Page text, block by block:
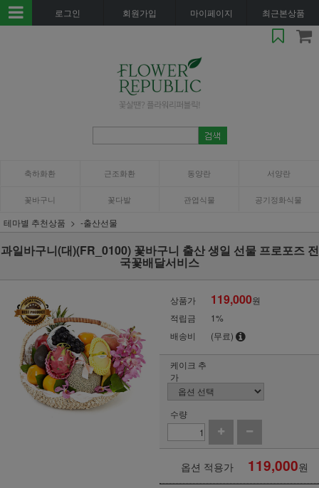
로그인 회원가입 마이페이지 최근본상품
축하화환 근조화환 동양란 서양란
꽃바구니 꽃다발 관엽식물 공기정화식물
테마별 추천상품 -출산선물
과일바구니(대)(FR_0100) 꽃바구니 출산 생일 선물 프로포즈 전
국꽃배달서비스
상품가 119,000원
적립금
1%
배송비
(무료)
케이크 추
가
수량
옵션 적용가 119,000원